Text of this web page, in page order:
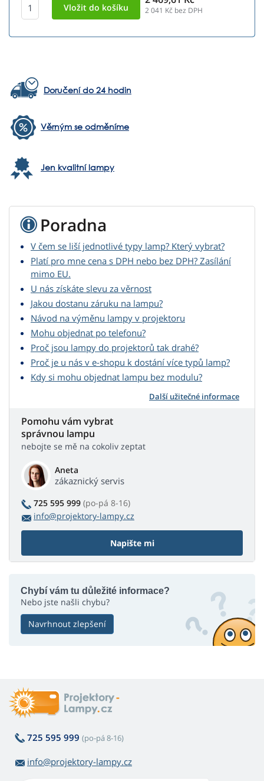
2 041 Kč bez DPH
Doručení do 24 hodin
Věrným se odměníme
Jen kvalitní lampy
Poradna
V čem se liší jednotlivé typy lamp? Který vybrat?
Platí pro mne cena s DPH nebo bez DPH? Zasílání
mimo EU.
U nás získáte slevu za věrnost
Jakou dostanu záruku na lampu?
Návod na výměnu lampy v projektoru
Mohu objednat po telefonu?
Proč jsou lampy do projektorů tak drahé?
Proč je u nás v e-shopu k dostání více typů lamp?
Kdy si mohu objednat lampu bez modulu?
Další užitečné informace
Pomohu vám vybrat
správnou lampu
nebojte se mě na cokoliv zeptat
Aneta
zákaznický servis
725 595 999 (po-pá 8-16)
info@projektory-lampy.cz
Napište mi
Chybí vám tu důležité informace?
Nebo jste našli chybu?
Navrhnout zlepšení
725 595 999 (po-pá 8-16)
info@projektory-lampy.cz